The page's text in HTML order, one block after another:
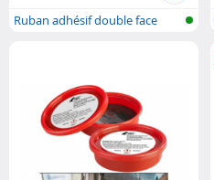
Ruban adhésif double face